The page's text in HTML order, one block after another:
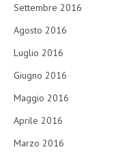
Settembre 2016
Agosto 2016
Luglio 2016
Giugno 2016
Maggio 2016
Aprile 2016
Marzo 2016